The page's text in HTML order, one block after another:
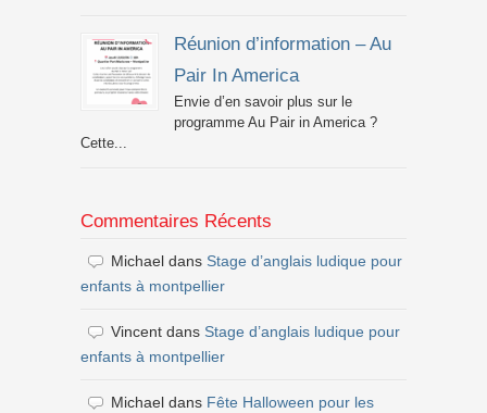
Réunion d’information – Au
Pair In America
Envie d’en savoir plus sur le
programme Au Pair in America ?
Cette...
Commentaires Récents
Michael dans Stage d’anglais ludique pour
enfants à montpellier
Vincent dans Stage d’anglais ludique pour
enfants à montpellier
Michael dans Fête Halloween pour les